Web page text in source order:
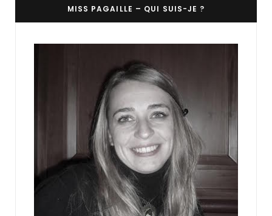
MISS PAGAILLE – QUI SUIS-JE ?